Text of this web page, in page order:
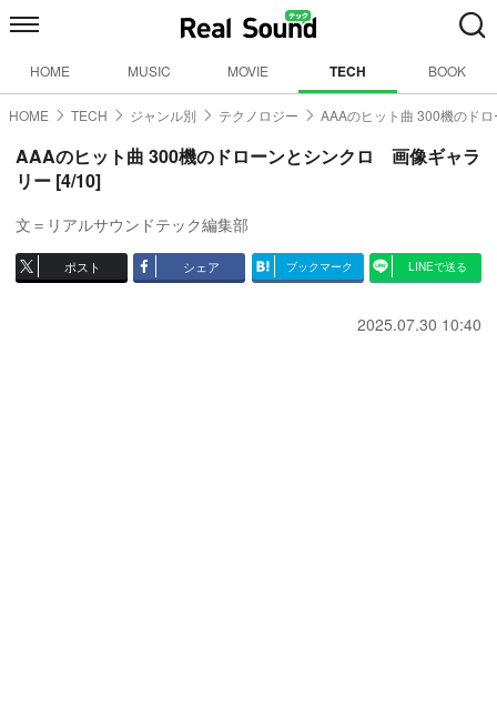
HOME MUSIC MOVIE TECH BOOK
HOME TECH ジャンル別 テクノロジー AAAのヒット曲 300機のド
AAAのヒット曲 300機のドローンとシンクロ 画像ギャラ
リー [4/10]
文＝リアルサウンドテック編集部
ポスト シェア ブックマーク LINEで送る
2025.07.30 10:40